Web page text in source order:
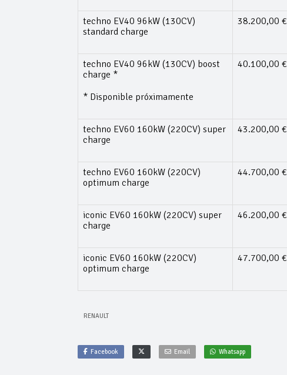
techno EV40 96kW (130CV)
standard charge
38.200,00 €
techno EV40 96kW (130CV) boost
charge *
* Disponible próximamente
40.100,00 €
techno EV60 160kW (220CV) super
charge
43.200,00 €
techno EV60 160kW (220CV)
optimum charge
44.700,00 €
iconic EV60 160kW (220CV) super
charge
46.200,00 €
iconic EV60 160kW (220CV)
optimum charge
47.700,00 €
RENAULT
Facebook Email Whatsapp